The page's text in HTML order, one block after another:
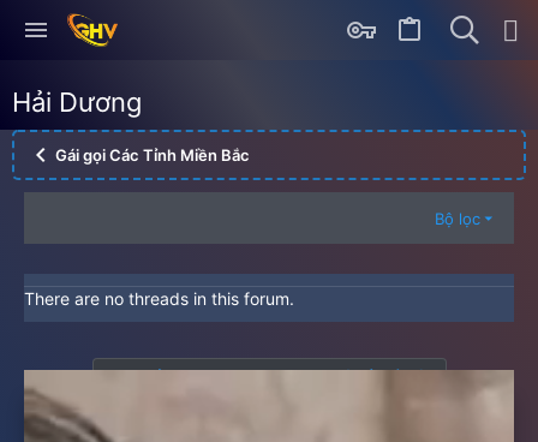
Hải Dương
Gái gọi Các Tỉnh Miền Bắc
Bộ lọc
There are no threads in this forum.
Bạn phải đăng nhập hoặc đăng ký để viết bài.